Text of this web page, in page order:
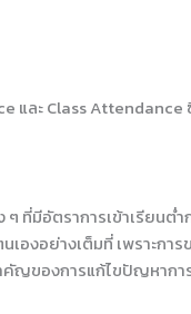
และClass Attendance
ๆ ที่มีอัตราการเข้าเรียนต่ำ
เองอย่างเต็มที่เพราะการ
คัญของการแก้ไขปัญหาก